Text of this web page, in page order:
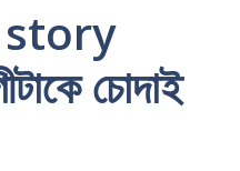
চোদাই